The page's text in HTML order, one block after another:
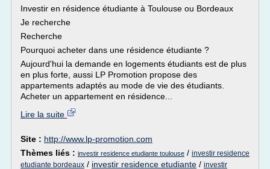
Investir en résidence étudiante à Toulouse ou Bordeaux
Je recherche
Recherche
Pourquoi acheter dans une résidence étudiante ?
Aujourd'hui la demande en logements étudiants est de plus
en plus forte, aussi LP Promotion propose des
appartements adaptés au mode de vie des étudiants.
Acheter un appartement en résidence...
Lire la suite
Site : http://www.lp-promotion.com
Thèmes liés : investir residence etudiante toulouse / investir residence
etudiante bordeaux / investir residence etudiante / investir